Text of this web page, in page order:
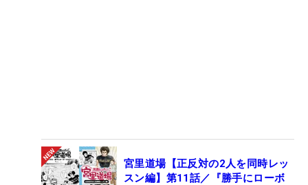
宮里道場【正反対の2人を同時レッ
スン編】第11話／『勝手にローボ